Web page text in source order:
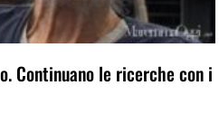
Continuano le ricerche con i